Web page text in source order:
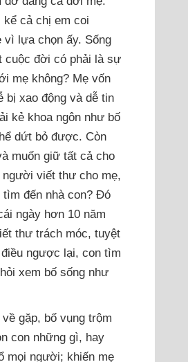
cả chị em coi
vì lựa chọn ấy. Sống
cuộc đời có phải là sự
mẹ không? Mẹ vốn
bị xao động và dễ tin
kẻ khoa ngôn như bố
dứt bỏ được. Còn
muốn giữ tất cả cho
người viết thư cho mẹ,
đến nhà con? Đó
ngày hơn 10 năm
thư trách móc, tuyệt
ngược lại, con tìm
xem bố sống như
gặp, bố vụng trộm
con những gì, hay
mọi người; khiến mẹ